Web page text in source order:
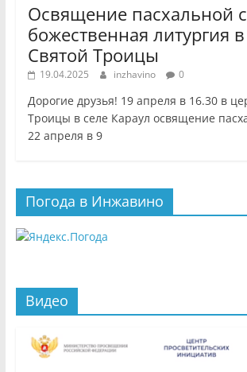
Освящение пасхальной
божественная литургия
Святой Троицы
19.04.2025 inzhavino 0
Дорогие друзья! 19 апреля в 16.30 в
Троицы в селе Караул освящение
22 апреля в 9
Погода в Инжавино
Видео